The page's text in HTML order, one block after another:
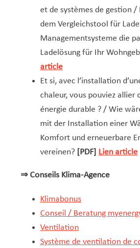
et de systèmes de gestion /
dem Vergleichstool für
Managementsysteme die
Ladelösung für Ihr
article
Et si, avec l’installation
chaleur, vous pouviez allier
énergie durable ? / Wie
mit der Installation einer
Komfort und erneuerbare
vereinen? [PDF] Lien article
⇒ Conseils Klima-Agence
Klimabonus
Conseil / Beratung
Ventilation
Système de ventilation de